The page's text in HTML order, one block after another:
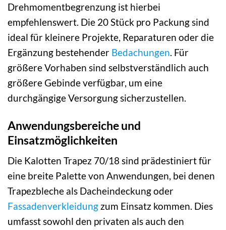
Drehmomentbegrenzung ist hierbei
empfehlenswert. Die 20 Stück pro Packung sind
ideal für kleinere Projekte, Reparaturen oder die
Ergänzung bestehender Bedachungen. Für
größere Vorhaben sind selbstverständlich auch
größere Gebinde verfügbar, um eine
durchgängige Versorgung sicherzustellen.
Anwendungsbereiche und
Einsatzmöglichkeiten
Die Kalotten Trapez 70/18 sind prädestiniert für
eine breite Palette von Anwendungen, bei denen
Trapezbleche als Dacheindeckung oder
Fassadenverkleidung zum Einsatz kommen. Dies
umfasst sowohl den privaten als auch den